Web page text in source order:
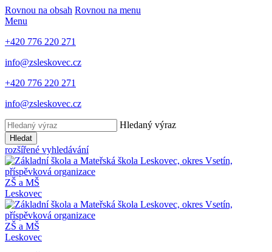
Rovnou na obsah Rovnou na menu
Menu
+420 776 220 271
info@zsleskovec.cz
+420 776 220 271
info@zsleskovec.cz
Hledaný výraz
Hledat
rozšířené vyhledávání
ZŠ a MŠ
Leskovec
ZŠ a MŠ
Leskovec